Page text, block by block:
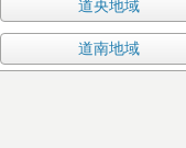
道央地域
道南地域